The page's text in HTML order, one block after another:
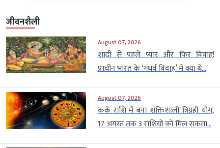
जीवनशैली
August 07, 2026
शादी से पहले प्यार और फिर विवाह!
प्राचीन भारत के ‘गंधर्व विवाह’ में क्या थे...
August 07, 2026
कर्क राशि में बना शक्तिशाली त्रिग्रही योग,
17 अगस्त तक 3 राशियों को मिल सकता...